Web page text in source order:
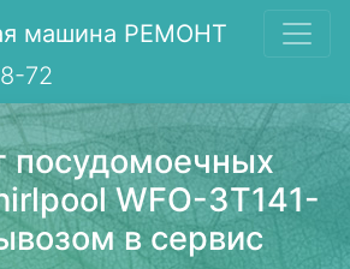
машина РЕМОНТ
72
посудомоечных
WFO-3T141-
в сервис